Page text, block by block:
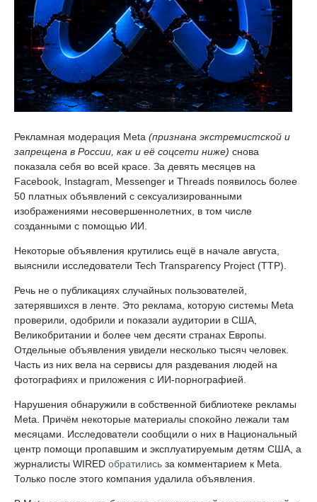
Рекламная модерация Meta (признана экстремистской и
запрещена в России, как и её соцсети ниже) снова
показала себя во всей красе. За девять месяцев на
Facebook, Instagram, Messenger и Threads появилось более
50 платных объявлений с сексуализированными
изображениями несовершеннолетних, в том числе
созданными с помощью ИИ.
Некоторые объявления крутились ещё в начале августа,
выяснили исследователи Tech Transparency Project (TTP).
Речь не о публикациях случайных пользователей,
затерявшихся в ленте. Это реклама, которую системы Meta
проверили, одобрили и показали аудитории в США,
Великобритании и более чем десяти странах Европы.
Отдельные объявления увидели несколько тысяч человек.
Часть из них вела на сервисы для раздевания людей на
фотографиях и приложения с ИИ-порнографией.
Нарушения обнаружили в собственной библиотеке рекламы
Meta. Причём некоторые материалы спокойно лежали там
месяцами. Исследователи сообщили о них в Национальный
центр помощи пропавшим и эксплуатируемым детям США, а
журналисты WIRED обратились за комментарием к Meta.
Только после этого компания удалила объявления.